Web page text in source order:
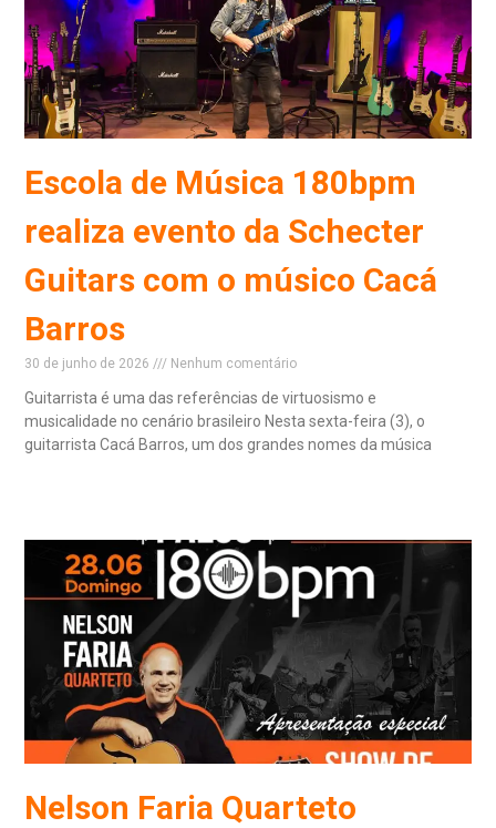
Escola de Música 180bpm
realiza evento da Schecter
Guitars com o músico Cacá
Barros
30 de junho de 2026 Nenhum comentário
Guitarrista é uma das referências de virtuosismo e
musicalidade no cenário brasileiro Nesta sexta-feira (3), o
guitarrista Cacá Barros, um dos grandes nomes da música
Nelson Faria Quarteto